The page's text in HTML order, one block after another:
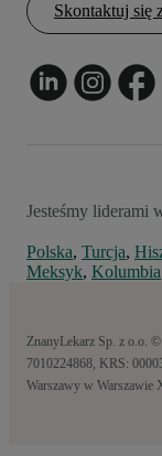
Skontaktuj się
Jesteśmy liderami
Polska, Turcja,
Meksyk, Kolumbia
ZnanyLekarz Sp. z o.o.
7010224868, KRS:
Warszawy w Warszawie